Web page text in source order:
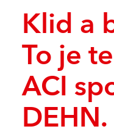
Klid a
To je
ACI
DEHN.